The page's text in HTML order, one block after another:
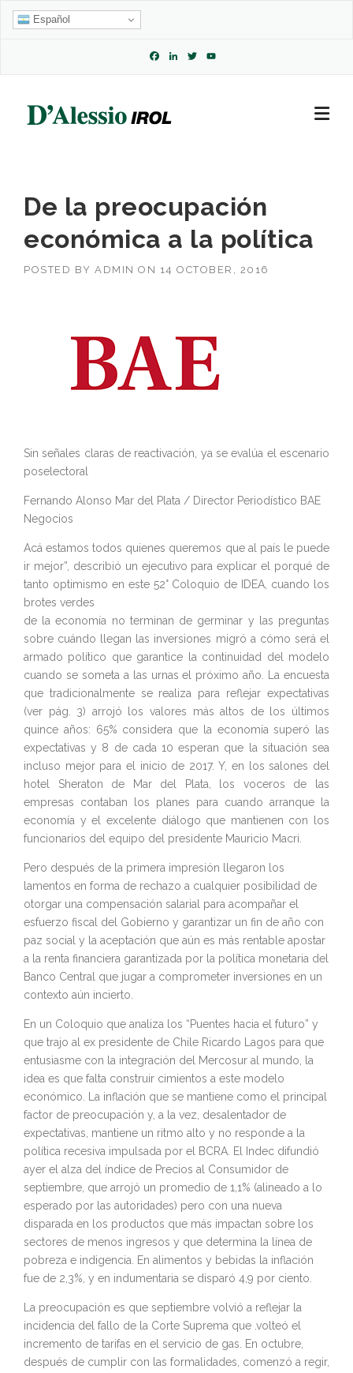
Skip
Español
Facebook
LinkedIn
Twitter
De la preocupación
económica a la política
POSTED BY ADMIN ON 14 OCTOBER, 2016
Sin señales claras de reactivación, ya se evalúa el escenario
poselectoral
Fernando Alonso Mar del Plata / Director Periodístico BAE
Negocios
Acá estamos todos quienes queremos que al país le puede
ir mejor”, describió un ejecutivo para explicar el porqué de
tanto optimismo en este 52° Coloquio de IDEA, cuando los
brotes verdes
de la economía no terminan de germinar y las preguntas
sobre cuándo llegan las inversiones migró a cómo será el
armado político que garantice la continuidad del modelo
cuando se someta a las urnas el próximo año. La encuesta
que tradicionalmente se realiza para reflejar expectativas
(ver pág. 3) arrojó los valores más altos de los últimos
quince años: 65% considera que la economía superó las
expectativas y 8 de cada 10 esperan que la situación sea
incluso mejor para el inicio de 2017. Y, en los salones del
hotel Sheraton de Mar del Plata, los voceros de las
empresas contaban los planes para cuando arranque la
economía y el excelente diálogo que mantienen con los
funcionarios del equipo del presidente Mauricio Macri.
Pero después de la primera impresión llegaron los
lamentos en forma de rechazo a cualquier posibilidad de
otorgar una compensación salarial para acompañar el
esfuerzo fiscal del Gobierno y garantizar un fin de año con
paz social y la aceptación que aún es más rentable apostar
a la renta financiera garantizada por la política monetaria del
Banco Central que jugar a comprometer inversiones en un
contexto aún incierto.
En un Coloquio que analiza los “Puentes hacia el futuro” y
que trajo al ex presidente de Chile Ricardo Lagos para que
entusiasme con la integración del Mercosur al mundo, la
idea es que falta construir cimientos a este modelo
económico. La inflación que se mantiene como el principal
factor de preocupación y, a la vez, desalentador de
expectativas, mantiene un ritmo alto y no responde a la
política recesiva impulsada por el BCRA. El Indec difundió
ayer el alza del índice de Precios al Consumidor de
septiembre, que arrojó un promedio de 1,1% (alineado a lo
esperado por las autoridades) pero con una nueva
disparada en los productos que más impactan sobre los
sectores de menos ingresos y que determina la línea de
pobreza e indigencia. En alimentos y bebidas la inflación
fue de 2,3%, y en indumentaria se disparó 4,9 por ciento.
La preocupación es que septiembre volvió a reflejar la
incidencia del fallo de la Corte Suprema que .volteó el
incremento de tarifas en el servicio de gas. En octubre,
después de cumplir con las formalidades, comenzó a regir,